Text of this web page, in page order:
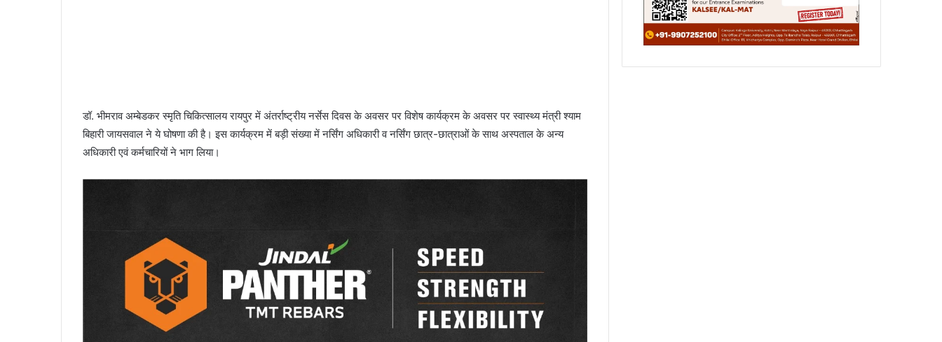
डॉ. भीमराव अम्बेडकर स्मृति चिकित्सालय रायपुर में अंतर्राष्ट्रीय नर्सेस दिवस के अवसर पर विशेष कार्यक्रम के अवसर पर स्वास्थ्य मंत्री श्याम
बिहारी जायसवाल ने ये घोषणा की है। इस कार्यक्रम में बड़ी संख्या में नर्सिंग अधिकारी व नर्सिंग छात्र-छात्राओं के साथ अस्पताल के अन्य
अधिकारी एवं कर्मचारियों ने भाग लिया।